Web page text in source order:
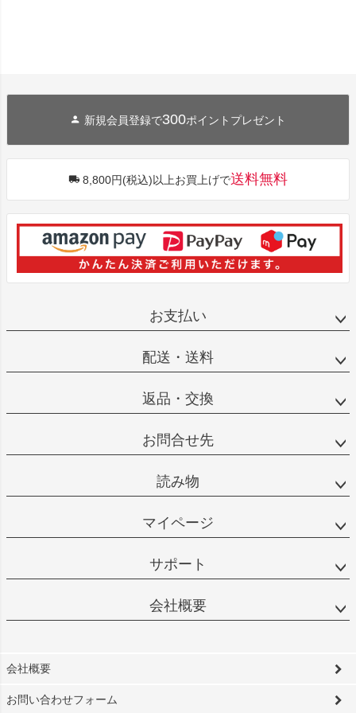
新規会員登録で300ポイントプレゼント
8,800円(税込)以上お買上げで送料無料
お支払い
配送・送料
返品・交換
お問合せ先
読み物
マイページ
サポート
会社概要
会社概要
お問い合わせフォーム